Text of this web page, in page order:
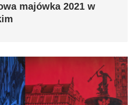
majówka 2021 w